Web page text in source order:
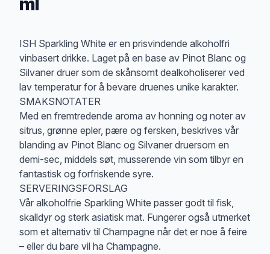
ISH Sparkling White er en prisvindende alkoholfri
vinbasert drikke. Laget på en base av Pinot Blanc og
Silvaner druer som de skånsomt dealkoholiserer ved
lav temperatur for å bevare druenes unike karakter.
SMAKSNOTATER
Med en fremtredende aroma av honning og noter av
sitrus, grønne epler, pære og fersken, beskrives vår
blanding av Pinot Blanc og Silvaner druersom en
demi-sec, middels søt, musserende vin som tilbyr en
fantastisk og forfriskende syre.
SERVERINGSFORSLAG
Vår alkoholfrie Sparkling White passer godt til fisk,
skalldyr og sterk asiatisk mat. Fungerer også utmerket
som et alternativ til Champagne når det er noe å feire
– eller du bare vil ha Champagne.